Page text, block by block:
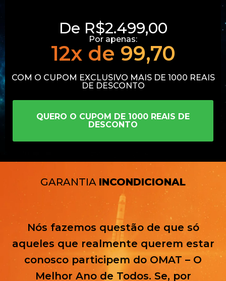
De R$2.499,00
Por apenas:
12x de 99,70
COM O CUPOM EXCLUSIVO MAIS DE 1000 REAIS
DE DESCONTO
QUERO O CUPOM DE 1000 REAIS DE
DESCONTO
GARANTIA INCONDICIONAL
Nós fazemos questão de que só
aqueles que realmente querem estar
conosco participem do OMAT – O
Melhor Ano de Todos. Se, por